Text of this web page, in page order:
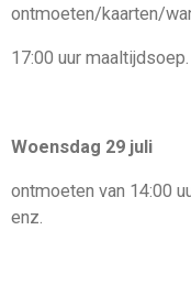
ontmoeten/kaarten/
17:00 uur maaltijdsoep.
Woensdag 29 juli
ontmoeten van 14:00
enz.